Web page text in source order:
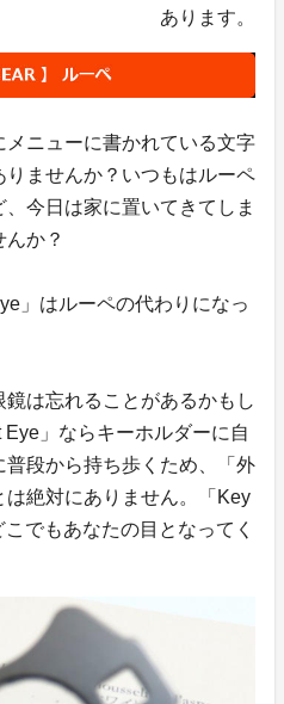
あります。
ニューに書かれている文字
ませんか？いつもはルーペ
今日は家に置いてきてしま
か？
」はルーペの代わりになっ
は忘れることがあるかもし
」ならキーホルダーに自
段から持ち歩くため、「外
絶対にありません。「Key
でもあなたの目となってく